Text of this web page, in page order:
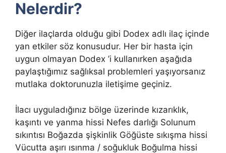
Nelerdir?
Diğer ilaçlarda olduğu gibi Dodex adlı ilaç içinde
yan etkiler söz konusudur. Her bir hasta için
uygun olmayan Dodex ’i kullanırken aşağıda
paylaştığımız sağlıksal problemleri yaşıyorsanız
mutlaka doktorunuzla iletişime geçiniz.
İlacı uyguladığınız bölge üzerinde kızarıklık,
kaşıntı ve yanma hissi Nefes darlığı Solunum
sıkıntısı Boğazda şişkinlik Göğüste sıkışma hissi
Vücutta aşırı ısınma / soğukluk Boğulma hissi